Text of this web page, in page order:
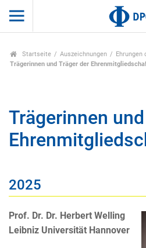
Startseite Auszeichnungen Ehrungen
Trägerinnen und Träger der
Trägerinnen
2025
Prof. Dr. Dr. Herbert Welling
Leibniz Universität Hannover